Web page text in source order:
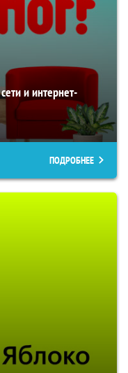
и интернет-
ПОДРОБНЕЕ